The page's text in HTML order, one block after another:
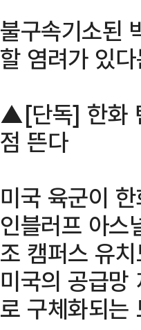
불구속기소된
할 염려가 있
▲[단독] 한화
점 뜬다
미국 육군이
인블러프 아
조 캠퍼스 유
미국의 공급망
로 구체화되는